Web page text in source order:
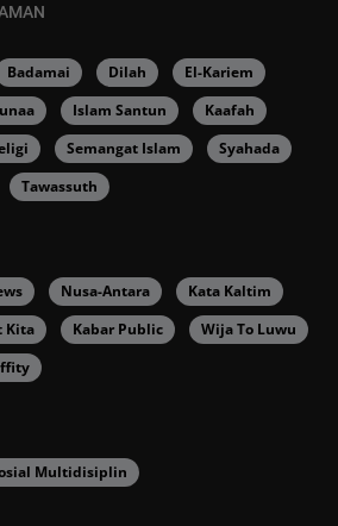
Badamai Dilah
El-Kariem
Islam Santun
Kaafah
Semangat Islam
Syahada
Tawassuth
Nusa-Antara
Kata Kaltim
Kita Kabar Public
Wija To Luwu
Multidisiplin